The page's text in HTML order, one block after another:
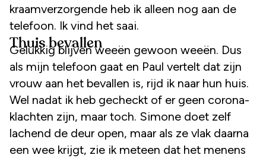
kraamverzorgende heb ik alleen nog aan de
telefoon. Ik vind het saai.
Thuis bevallen
Gelukkig blijven weeën gewoon weeën. Dus
als mijn telefoon gaat en Paul vertelt dat zijn
vrouw aan het bevallen is, rijd ik naar hun huis.
Wel nadat ik heb gecheckt of er geen corona-
klachten zijn, maar toch. Simone doet zelf
lachend de deur open, maar als ze vlak daarna
een wee krijgt, zie ik meteen dat het menens